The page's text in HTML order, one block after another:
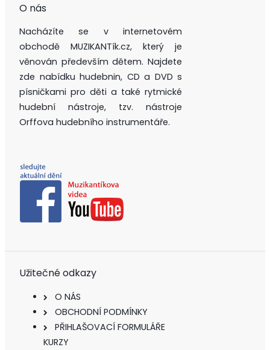
O nás
Nacházíte se v internetovém
obchodě MUZIKANTík.cz, který je
věnován především dětem. Najdete
zde nabídku hudebnin, CD a DVD s
písničkami pro děti a také rytmické
hudební nástroje, tzv. nástroje
Orffova hudebního instrumentáře.
Užitečné odkazy
O NÁS
OBCHODNÍ PODMÍNKY
PŘIHLAŠOVACÍ FORMULÁŘE
KURZY